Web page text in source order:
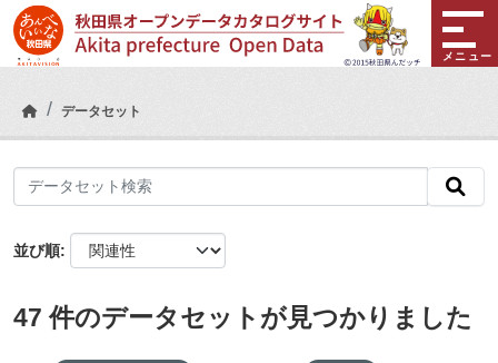
Skip to main content
メニュー
データセット
並び順
47 件のデータセットが見つかりました